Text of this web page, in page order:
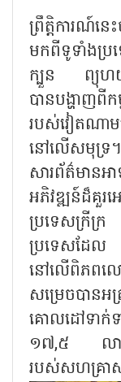
ព្រឹត្តិការណ៍ន
មកពីទូទាំងប្រ
ក្បួន ព្យុហយ
បានបង្ហាញពីក
របស់វៀតណ
នៅលើសមុទ្រ។
សារព័ត៌មានអ
អភិវឌ្ឍន៍ដ៏គួ
ប្រទេសក្រីក្
ប្រទេសដែល
នៅលើពិភពល
សម្រេចបា
គោលដៅទាក់ទ
១៧,៥ លា
របស់សហគ្រាស